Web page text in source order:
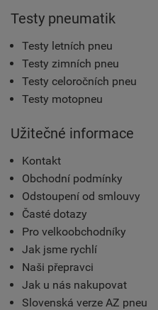
Testy pneumatik
Testy letních pneu
Testy zimních pneu
Testy celoročních pneu
Testy motopneu
Užitečné informace
Kontakt
Obchodní podmínky
Odstoupení od smlouvy
Časté dotazy
Pro velkoobchodníky
Jak jsme rychlí
Naši přepravci
Jak u nás nakupovat
Slovenská verze AZ pneu